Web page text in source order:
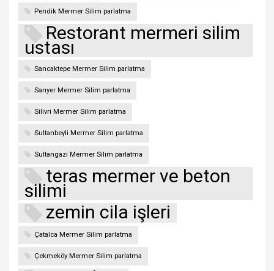
Pendik Mermer Silim parlatma
Restorant mermeri silim
ustası
Sancaktepe Mermer Silim parlatma
Sarıyer Mermer Silim parlatma
Silivri Mermer Silim parlatma
Sultanbeyli Mermer Silim parlatma
Sultangazi Mermer Silim parlatma
teras mermer ve beton
silimi
zemin cila işleri
Çatalca Mermer Silim parlatma
Çekmeköy Mermer Silim parlatma